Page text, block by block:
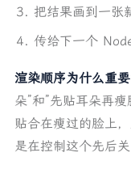
把结果画到一张
传给下一个
渲染顺序为什么重要
朵”和”先贴耳朵再
贴合在瘦过的脸上
是在控制这个先后关